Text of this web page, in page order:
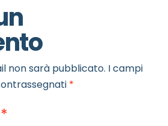
non sarà pubblicato. I campi
*
*